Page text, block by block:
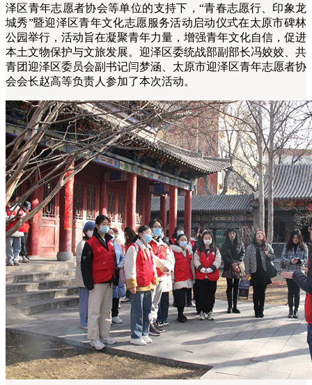
泽区青年志愿者协会等单位的支持下，“青春志愿行、印象龙
城秀”暨迎泽区青年文化志愿服务活动启动仪式在太原市碑林
公园举行，活动旨在凝聚青年力量，增强青年文化自信，促进
本土文物保护与文旅发展。 迎泽区委统战部副部长冯姣姣、共
青团迎泽区委员会副书记闫梦涵、太原市迎泽区青年志愿者协
会会长赵高等负责人参加了本次活动。